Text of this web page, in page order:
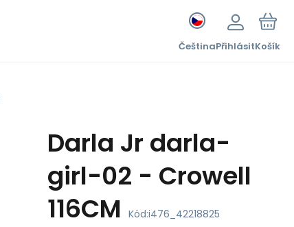
ČeštinaPřihlásitKošík
Darla Jr darla-
girl-02 - Crowell
116CM Kód:i476_42218825